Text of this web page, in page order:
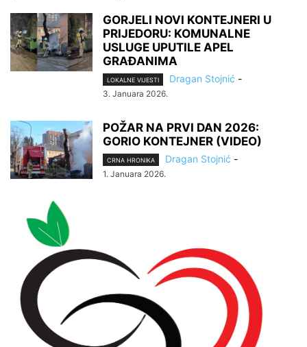
GORJELI NOVI KONTEJNERI U
PRIJEDORU: KOMUNALNE
USLUGE UPUTILE APEL
GRAĐANIMA
LOKALNE VIJESTI Dragan Stojnić -
3. Januara 2026.
POŽAR NA PRVI DAN 2026:
GORIO KONTEJNER (VIDEO)
CRNA HRONIKA Dragan Stojnić -
1. Januara 2026.